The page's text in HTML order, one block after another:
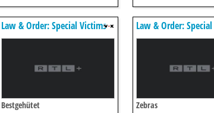
Law & Order: Special Victims
Unit
Bestgehütet
Law & Order:
Unit
Zebras